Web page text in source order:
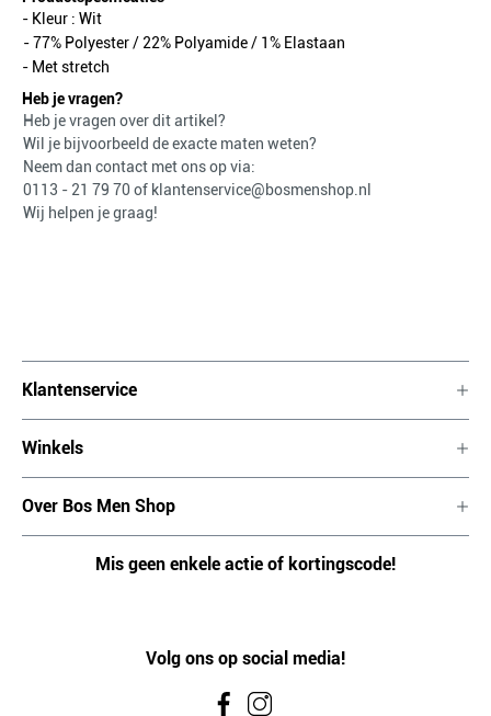
- Kleur : Wit
- 77% Polyester / 22% Polyamide / 1% Elastaan
- Met stretch
Heb je vragen?
Heb je vragen over dit artikel?
Wil je bijvoorbeeld de exacte maten weten?
Neem dan contact met ons op via:
0113 - 21 79 70 of klantenservice@bosmenshop.nl
Wij helpen je graag!
Klantenservice
Winkels
Over Bos Men Shop
Mis geen enkele actie of kortingscode!
Volg ons op social media!